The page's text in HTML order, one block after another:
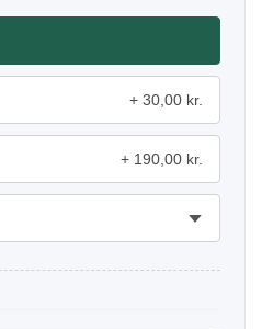
30,00 kr.
190,00 kr.